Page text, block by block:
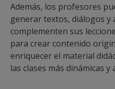
Además, los profesores
generar textos, diálogos y
complementen sus
para crear contenido
enriquecer el material
las clases más dinámicas y